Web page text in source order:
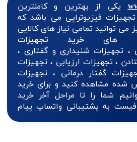
یکی از بهترین و کاملترین
فیزیوتراپی می باشد که
می توانید تمامی نیاز های کالایی
های خرید تجهیزات
، تجهیزات شنیداری و گفتاری ،
، تجهیزات ارزیابی ، تجهیزات
گفتار درمانی ، تجهیزات
شده مشاهده کنید و برای خرید
شما را تا مراحل آخر خرید
به پشتیبانی واتساپ پیام